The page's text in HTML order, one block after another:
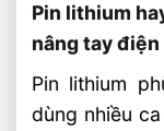
Pin lithium
nâng tay điện
Pin lithium
dùng nhiều